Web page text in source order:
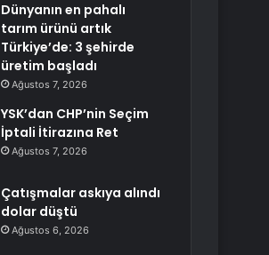
Dünyanın en pahalı
tarım ürünü artık
Türkiye’de: 3 şehirde
üretim başladı
Ağustos 7, 2026
YSK’dan CHP’nin Seçim
İptali İtirazına Ret
Ağustos 7, 2026
Çatışmalar askıya alındı
dolar düştü
Ağustos 6, 2026